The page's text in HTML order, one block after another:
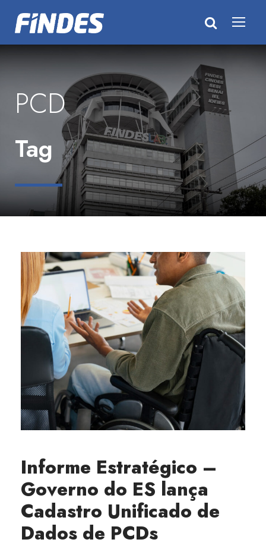
PCD
Tag
Informe Estratégico –
Governo do ES lança
Cadastro Unificado de
Dados de PCDs